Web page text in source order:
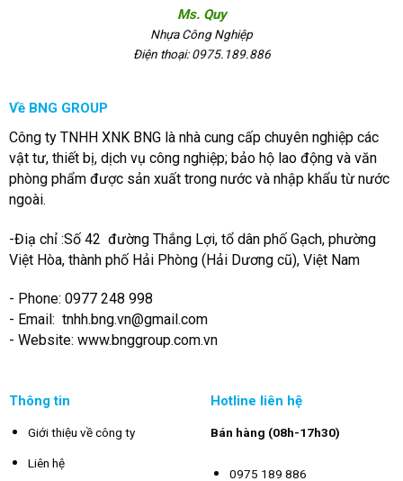
Ms. Quy
Nhựa Công Nghiệp
Điện thoại: 0975.189.886
Về BNG GROUP
Công ty TNHH XNK BNG là nhà cung cấp chuyên nghiệp các
vật tư, thiết bị, dịch vụ công nghiệp; bảo hộ lao động và văn
phòng phẩm được sản xuất trong nước và nhập khẩu từ nước
ngoài.
-Điạ chỉ :Số 42 đường Thắng Lợi, tổ dân phố Gạch, phường
Việt Hòa, thành phố Hải Phòng (Hải Dương cũ), Việt Nam
- Phone: 0977 248 998
- Email: tnhh.bng.vn@gmail.com
- Website: www.bnggroup.com.vn
Thông tin
Giới thiệu về công ty
Liên hệ
Hotline liên hệ
Bán hàng (08h-17h30)
0975 189 886